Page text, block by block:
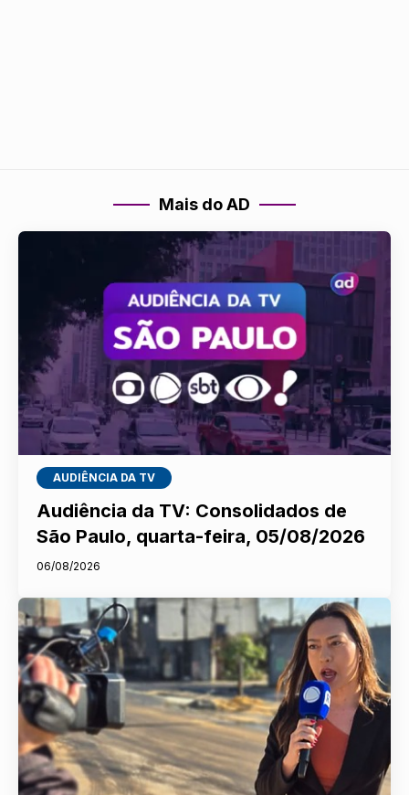
Mais do AD
AUDIÊNCIA DA TV
Audiência da TV: Consolidados de
São Paulo, quarta-feira, 05/08/2026
06/08/2026